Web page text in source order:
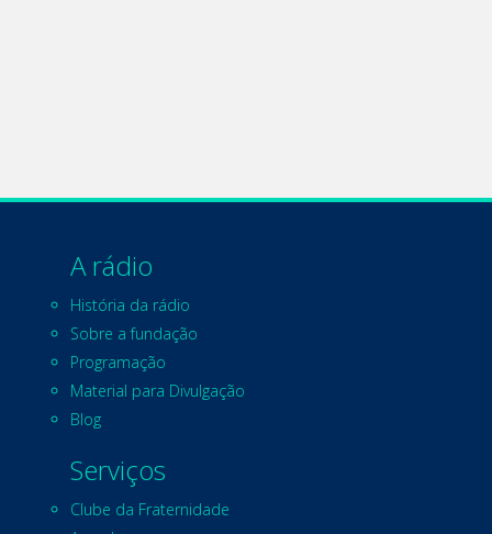
A rádio
História da rádio
Sobre a fundação
Programação
Material para Divulgação
Blog
Serviços
Clube da Fraternidade